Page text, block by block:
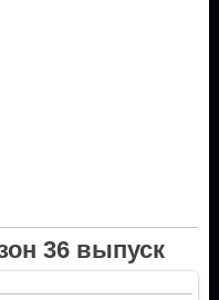
36 выпуск